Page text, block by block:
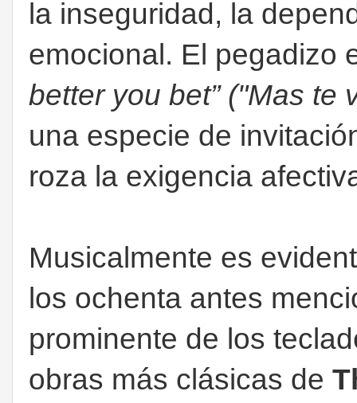
la inseguridad, la
emocional. El pegadizo
better you bet” ("Mas te
una especie de
roza la exigencia
Musicalmente es
los ochenta antes
prominente de los
obras más clásicas de